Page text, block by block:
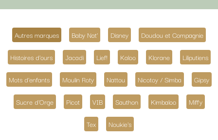
Autres marques Baby Nat' Disney Doudou et Compagnie
Histoires d'ours Jacadi Lief! Kaloo Klorane Liliputiens
Mots d'enfants Moulin Roty Nattou Nicotoy / Simba Gipsy
Sucre d'Orge Picot VIB Sauthon Kimbaloo Miffy
Tex Noukie's